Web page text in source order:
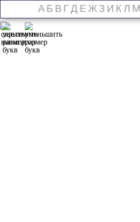
А Б В Г Д Е Ж З И К Л М